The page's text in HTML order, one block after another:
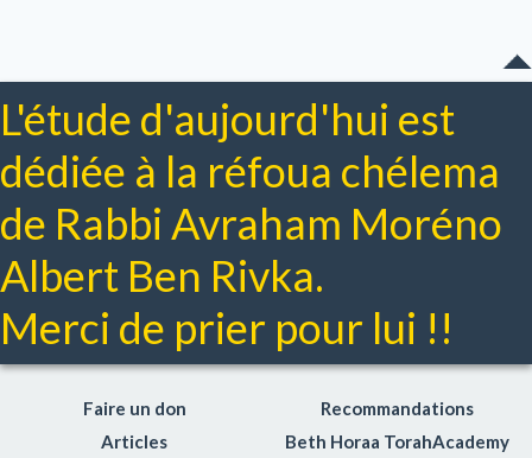
L'étude d'aujourd'hui est
dédiée à la réfoua chélema
de Rabbi Avraham Moréno
Albert Ben Rivka.
Merci de prier pour lui !!
Faire un don
Articles
Recommandations
Beth Horaa TorahAcademy